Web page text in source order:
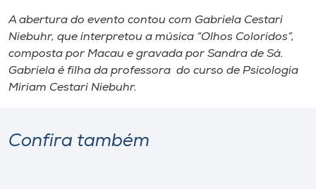
A abertura ​do evento ​contou com Gabriela Cestari
Niebuhr​,​ que interpretou a música “Olhos Coloridos”,​ ​
composta por Macau e gravada por Sandra de Sá.
Gabriela é filha da professora do ​c​urso de Psicologia
Miriam Cestari Niebuhr.​
Confira também